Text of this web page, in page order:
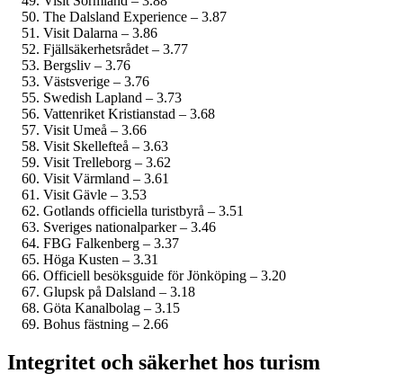
The Dalsland Experience – 3.87
Visit Dalarna – 3.86
Fjällsäkerhetsrådet – 3.77
Bergsliv – 3.76
Västsverige – 3.76
Swedish Lapland – 3.73
Vattenriket Kristianstad – 3.68
Visit Umeå – 3.66
Visit Skellefteå – 3.63
Visit Trelleborg – 3.62
Visit Värmland – 3.61
Visit Gävle – 3.53
Gotlands officiella turistbyrå – 3.51
Sveriges nationalparker – 3.46
FBG Falkenberg – 3.37
Höga Kusten – 3.31
Officiell besöksguide för Jönköping – 3.20
Glupsk på Dalsland – 3.18
Göta Kanalbolag – 3.15
Bohus fästning – 2.66
Integritet och säkerhet hos turism